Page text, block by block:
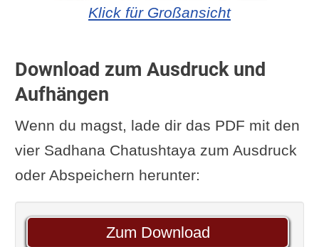
Klick für Großansicht
Download zum Ausdruck und
Aufhängen
Wenn du magst, lade dir das PDF mit den
vier Sadhana Chatushtaya zum Ausdruck
oder Abspeichern herunter:
Zum Download